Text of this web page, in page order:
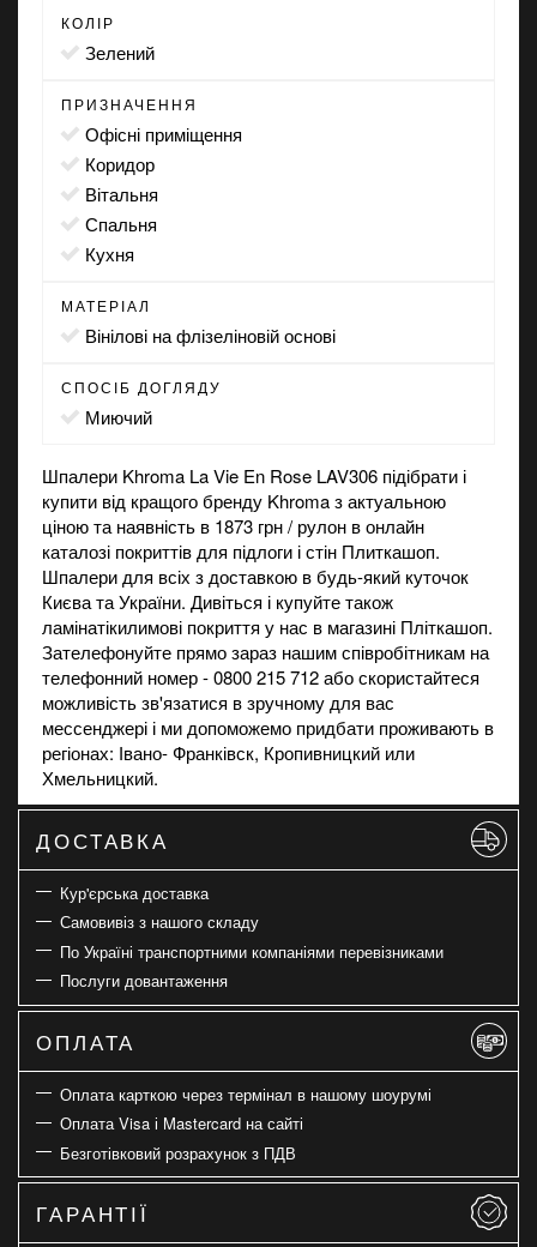
КОЛІР
зелений
ПРИЗНАЧЕННЯ
офісні приміщення
коридор
вітальня
спальня
кухня
МАТЕРІАЛ
вінілові на флізеліновій основі
СПОСІБ ДОГЛЯДУ
миючий
Шпалери Khroma La Vie En Rose LAV306 підібрати і
купити від кращого бренду Khroma з актуальною
ціною та наявність в 1873 грн / рулон в онлайн
каталозі покриттів для підлоги і стін Плиткашоп.
Шпалери для всіх з доставкою в будь-який куточок
Києва та України. Дивіться і купуйте також
ламінатікилимові покриття у нас в магазині Пліткашоп.
Зателефонуйте прямо зараз нашим співробітникам на
телефонний номер - 0800 215 712 або скористайтеся
можливість зв'язатися в зручному для вас
мессенджері і ми допоможемо придбати проживають в
регіонах: Івано- Франківск, Кропивницкий или
Хмельницкий.
ДОСТАВКА
Кур'єрська доставка
Самовивіз з нашого складу
По Україні транспортними компаніями перевізниками
Послуги довантаження
ОПЛАТА
Оплата карткою через термінал в нашому шоурумі
Оплата Visa і Mastercard на сайті
Безготівковий розрахунок з ПДВ
ГАРАНТІЇ